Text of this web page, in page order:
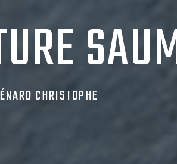
CHRISTOPHE